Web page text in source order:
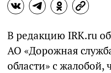
В редакцию IRK.ru
АО «Дорожная
области» с жалобой,